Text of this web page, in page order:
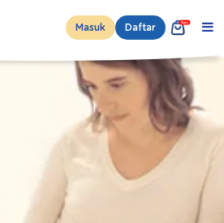
Masuk Daftar